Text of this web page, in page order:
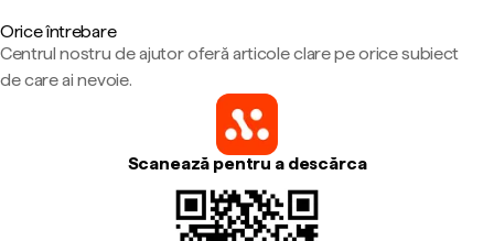
Orice întrebare
Centrul nostru de ajutor oferă articole clare pe orice subiect
de care ai nevoie.
Scanează pentru a descărca